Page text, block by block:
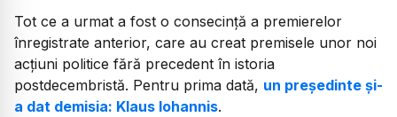
Tot ce a urmat a fost o consecință a premierelor
înregistrate anterior, care au creat premisele unor noi
acțiuni politice fără precedent în istoria
postdecembristă. Pentru prima dată, un președinte și-
a dat demisia: Klaus Iohannis.